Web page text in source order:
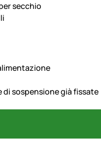
secchio
sospensione già fissate